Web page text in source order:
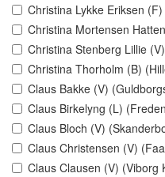
Christina Lykke Eriksen
Christina Mortensen
Christina Stenberg Lillie
Christina Thorholm (B)
Claus Bakke (V)
Claus Birkelyng (L)
Claus Bloch (V)
Claus Christensen (V)
Claus Clausen (V) (Viborg